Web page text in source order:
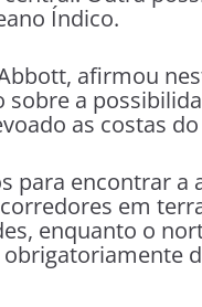
Índico.
afirmou
a
as costas
para encontrar a
em
enquanto o